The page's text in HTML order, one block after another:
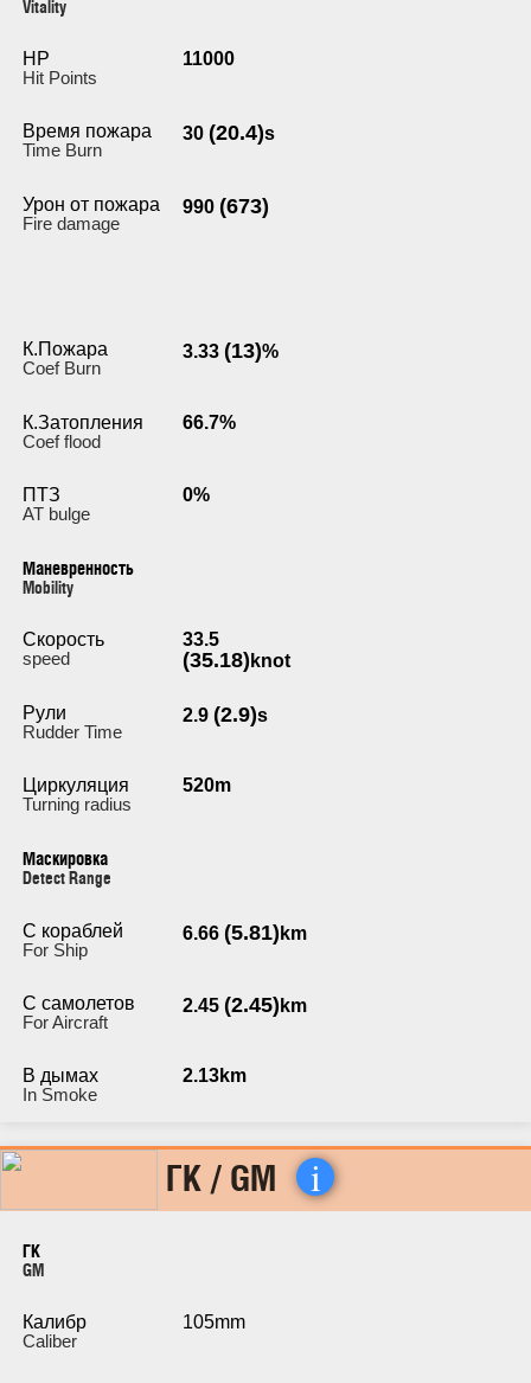
Vitality
HP
Hit Points
11000
Время пожара
Time Burn
30 (20.4)s
Урон от пожара
Fire damage
990 (673)
К.Пожара
Coef Burn
3.33 (13)%
К.Затопления
Coef flood
66.7%
ПТЗ
AT bulge
0%
Маневренность
Мobility
Скорость
speed
33.5
(35.18) knot
Рули
Rudder Time
2.9 (2.9)s
Циркуляция
Turning radius
520m
Маскировка
Detect Range
С кораблей
For Ship
6.66 (5.81) km
С самолетов
For Aircraft
2.45 (2.45) km
В дымах
In Smoke
2.13km
ГК / GM i
ГК
GM
Калибр
Caliber
105mm